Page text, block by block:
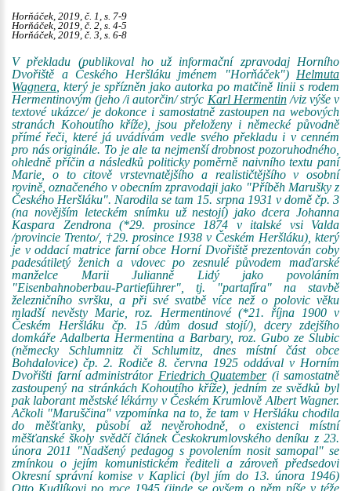
Horňáček, 2019, č. 1, s. 7-9
Horňáček, 2019, č. 2, s. 4-5
Horňáček, 2019, č. 3, s. 6-8
V překladu (publikoval ho už informační zpravodaj Horního
Dvořiště a Českého Heršláku jménem "Horňáček") Helmuta
Wagnera , který je spřízněn jako autorka po matčině linii s rodem
Hermentinovým (jeho /i autorčin/ strýc Karl Hermentin/viz výše v
textové ukázce/ je dokonce i samostatně zastoupen na webových
stranách Kohoutího kříže), jsou přeloženy i německé původně
přímé řeči, které já uvádívám vedle svého překladu i v cenném
pro nás originále. To je ale ta nejmenší drobnost pozoruhodného,
ohledně příčin a následků politicky poměrně naivního textu paní
Marie, o to citově vrstevnatějšího a realističtějšího v osobní
rovině, označeného v obecním zpravodaji jako "Příběh Marušky z
Českého Heršláku". Narodila se tam 15. srpna 1931 v domě čp. 3
(na novějším leteckém snímku už nestojí) jako dcera Johanna
Kaspara Zendrona (*29. prosince 1874 v italské vsi Valda
/provincie Trento/, †29. prosince 1938 v Českém Heršláku), který
je v oddací matrice farní obce Horní Dvořiště prezentován coby
padesátiletý ženich a vdovec po zesnulé původem maďarské
manželce Marii Julianně Lidý jako povoláním
"Eisenbahnoberbau-Partieführer", tj. "partafíra" na stavbě
železničního svršku, a při své svatbě více než o polovic věku
mladší nevěsty Marie, roz. Hermentinové (*21. října 1900 v
Českém Heršláku čp. 15 /dům dosud stojí/), dcery zdejšího
domkáře Adalberta Hermentina a Barbary, roz. Gubo ze Slubic
(německy Schlumnitz či Schlumitz, dnes místní část obce
Bohdalovice) čp. 2. Rodiče 8. června 1925 oddával v Horním
Dvořišti farní administrátor Friedrich Quatember(i samostatně
zastoupený na stránkách Kohoutího kříže), jedním ze svědků byl
pak laborant městské lékárny v Českém Krumlově Albert Wagner.
Ačkoli "Maruščina" vzpomínka na to, že tam v Heršláku chodila
do měšťanky, působí až nevěrohodně, o existenci místní
měšťanské školy svědčí článek Českokrumlovského deníku z 23.
února 2011 "Nadšený pedagog s povolením nosit samopal" se
zmínkou o jejím komunistickém řediteli a zároveň předsedovi
Okresní správní komise v Kaplici (byl jím do 13. února 1946)
Otto Kudlíkovi po roce 1945 (jinde se ovšem o něm píše v téže